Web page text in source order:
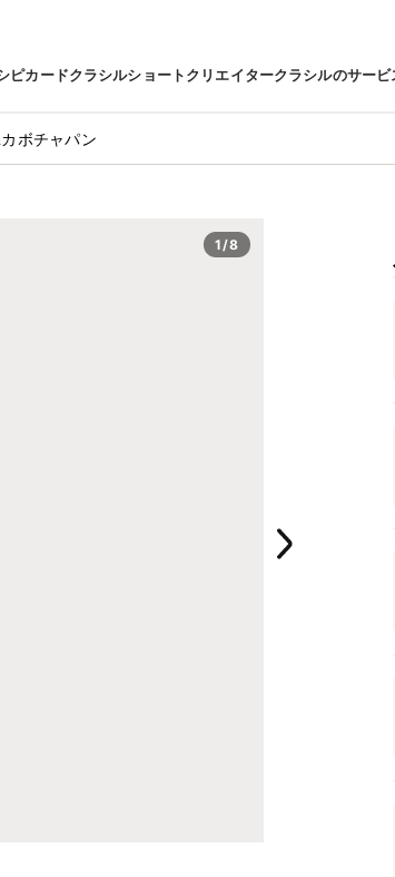
ピカードクラシルショートクリエイタークラシルのサービ
ボチャパン
1/8